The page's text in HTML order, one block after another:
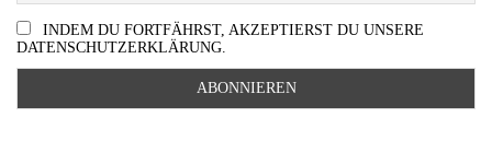
INDEM DU FORTFÄHRST, AKZEPTIERST DU UNSERE
DATENSCHUTZERKLÄRUNG.